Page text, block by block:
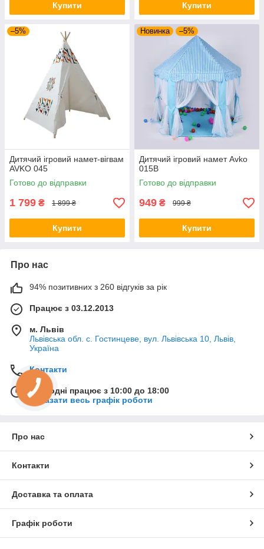
Купити Купити
–5%
Дитячий ігровий намет-вігвам
AVKO 045
Готово до відправки
1 799 ₴ 1 899 ₴
Купити
Новинка –5%
Дитячий ігровий намет Avko
015В
Готово до відправки
949 ₴ 999 ₴
Купити
Про нас
94% позитивних з 260 відгуків за рік
Працює з 03.12.2013
м. Львів
Львівська обл. с. Гостинцеве, вул. Львівська 10, Львів,
Україна
Контакти
Сьогодні працює з 10:00 до 18:00
Показати весь графік роботи
Про нас
Контакти
Доставка та оплата
Графік роботи